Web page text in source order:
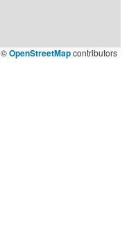
©OpenStreetMapcontributors